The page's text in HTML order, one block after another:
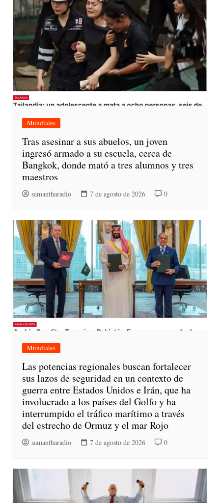
Mundiales
Tras asesinar a sus abuelos, un joven
ingresó armado a su escuela, cerca de
Bangkok, donde mató a tres alumnos y tres
maestros
samantharadio 7 de agosto de 2026 0
Mundiales
Las potencias regionales buscan fortalecer
sus lazos de seguridad en un contexto de
guerra entre Estados Unidos e Irán, que ha
involucrado a los países del Golfo y ha
interrumpido el tráfico marítimo a través
del estrecho de Ormuz y el mar Rojo
samantharadio 7 de agosto de 2026 0